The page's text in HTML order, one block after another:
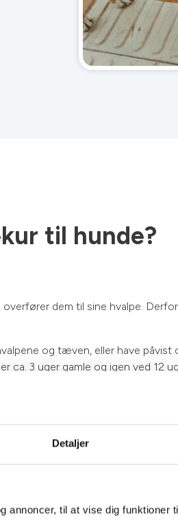
Detaljer
annoncer, til at vise dig funktioner
til hunde?
dem til sine hvalpe.
og tæven, eller have påvist
ca. 3 uger gamle og igen ved 12
Ved mistanke om orm, kan
hund
fordi de kan variere meget. De